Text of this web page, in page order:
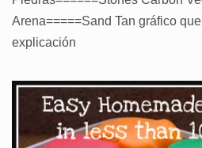
Arena=====Sand Tan gráfico
explicación